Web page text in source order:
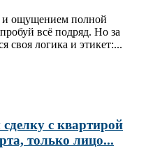
и ощущением полной
всё подряд. Но за
своя логика и этикет:...
с квартирой
только лицо...